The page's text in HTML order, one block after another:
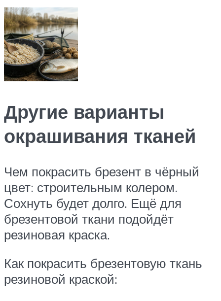
Другие варианты
окрашивания тканей
Чем покрасить брезент в чёрный
цвет: строительным колером.
Сохнуть будет долго. Ещё для
брезентовой ткани подойдёт
резиновая краска.
Как покрасить брезентовую ткань
резиновой краской: